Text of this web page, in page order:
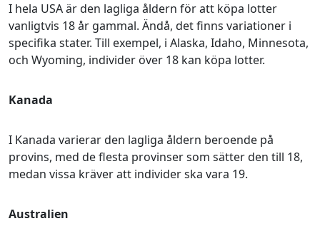
I hela USA är den lagliga åldern för att köpa lotter
vanligtvis 18 år gammal. Ändå, det finns variationer i
specifika stater. Till exempel, i Alaska, Idaho, Minnesota,
och Wyoming, individer över 18 kan köpa lotter.
Kanada
I Kanada varierar den lagliga åldern beroende på
provins, med de flesta provinser som sätter den till 18,
medan vissa kräver att individer ska vara 19.
Australien